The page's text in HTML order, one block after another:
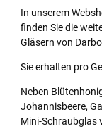
In unserem
finden Sie die
Gläsern von
Sie erhalten pro
Neben
Johannisbeere,
Mini-Schraubglas